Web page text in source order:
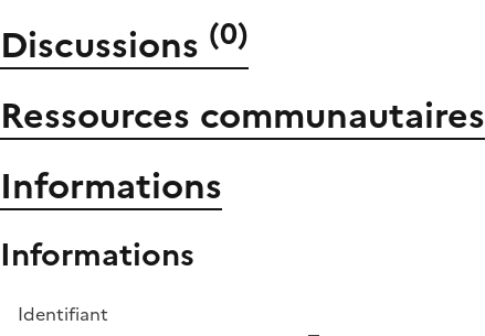
Discussions (0)
Ressources communautaires
Informations
Informations
Identifiant